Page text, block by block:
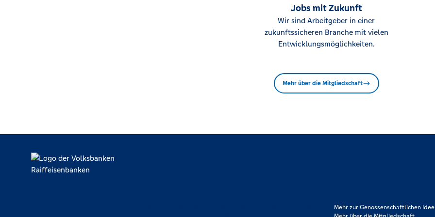
Jobs mit Zukunft
Wir sind Arbeitgeber in einer
zukunftssicheren Branche mit vielen
Entwicklungsmöglichkeiten.
Mehr über die Mitgliedschaft
Mehr zur Genossenschaftlichen Idee